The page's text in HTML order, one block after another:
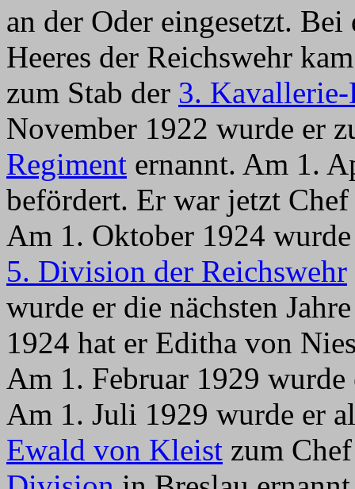
an der Oder eingesetzt.
Heeres der Reichswehr
zum Stab der 3.
November 1922 wurde er
Regiment ernannt. Am 1.
befördert. Er war jetzt
Am 1. Oktober 1924
5. Division der Reichswehr
wurde er die nächsten
1924 hat er Editha von
Am 1. Februar 1929
Am 1. Juli 1929 wurde er
Ewald von Kleist zum